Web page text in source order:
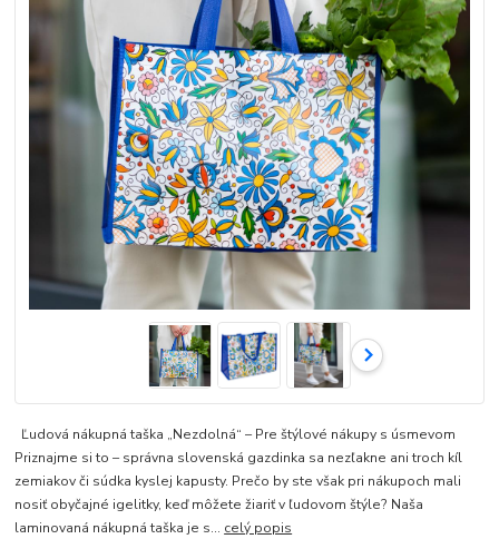
Ľudová nákupná taška „Nezdolná“ – Pre štýlové nákupy s úsmevom
Priznajme si to – správna slovenská gazdinka sa nezľakne ani troch kíl
zemiakov či súdka kyslej kapusty. Prečo by ste však pri nákupoch mali
nosiť obyčajné igelitky, keď môžete žiariť v ľudovom štýle? Naša
laminovaná nákupná taška je s... celý popis